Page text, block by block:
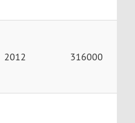
2012 316000